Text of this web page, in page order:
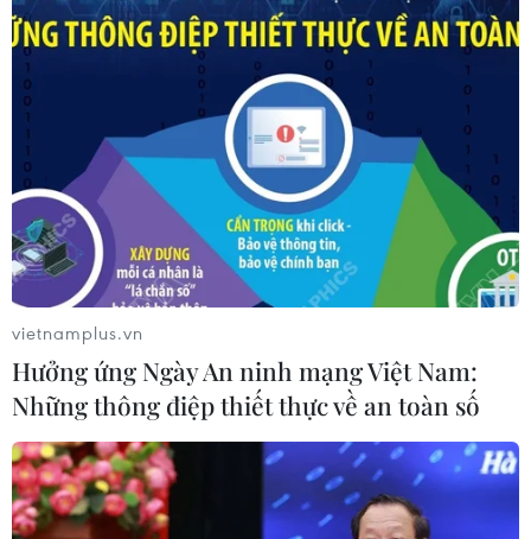
vietnamplus.vn
Hưởng ứng Ngày An ninh mạng Việt Nam:
Những thông điệp thiết thực về an toàn số